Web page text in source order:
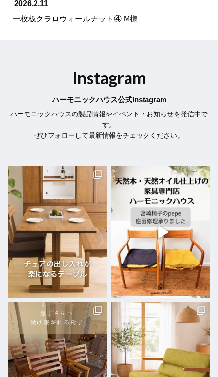
2026.2.11
一枚板クラロウォールナット④ M様
Instagram
ハーモニックハウス公式Instagram
ハーモニックハウスの製品情報やイベント・お知らせを発信中で
す。
ぜひフォローして最新情報をチェックください。